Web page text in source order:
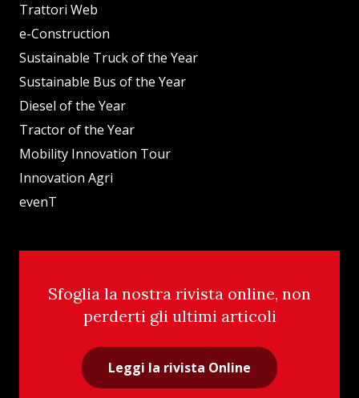
Trattori Web
e-Construction
Sustainable Truck of the Year
Sustainable Bus of the Year
Diesel of the Year
Tractor of the Year
Mobility Innovation Tour
Innovation Agri
evenT
Sfoglia la nostra rivista online, non
perderti gli ultimi articoli
Leggi la rivista Online